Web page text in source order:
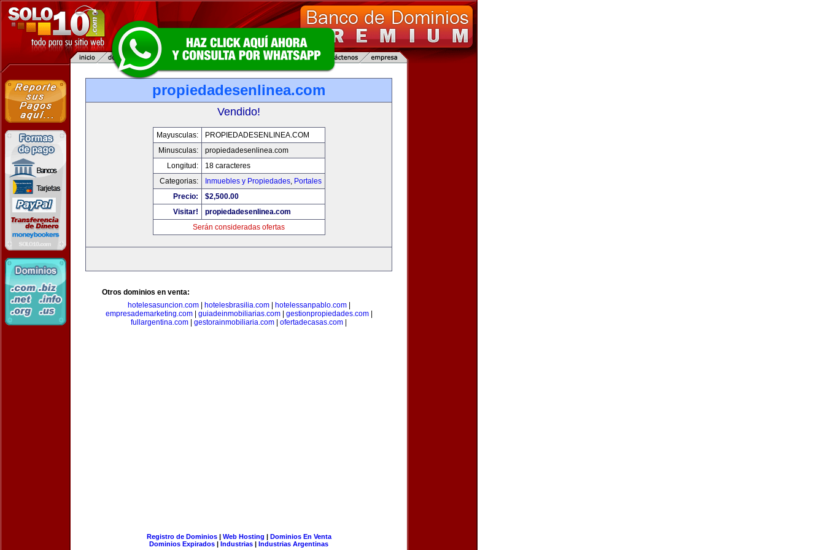
propiedadesenlinea.com
Vendido!
Mayusculas:
PROPIEDADESENLINEA.COM
Minusculas:
propiedadesenlinea.com
Longitud:
18 caracteres
Categorias:
Inmuebles y Propiedades, Portales
Precio:
$2,500.00
Visitar!
propiedadesenlinea.com
Serán consideradas ofertas
Otros dominios en venta:
hotelesasuncion.com| hotelesbrasilia.com| hotelessanpablo.com|
empresademarketing.com| guiadeinmobiliarias.com| gestionpropiedades.com|
fullargentina.com
gestorainmobiliaria.com ofertadecasas.com
Registro de Dominios| Web Hosting | Dominios En Venta
Dominios Expirados | Industrias | Industrias Argentinas